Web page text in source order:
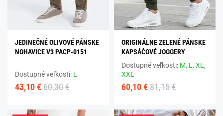
JEDINEČNÉ OLIVOVÉ PÁNSKE
NOHAVICE V3 PACP-0151
Dostupné veľkosti: L
43,10 € 60,30 €
ORIGINÁLNE ZELENÉ PÁNSKE
KAPSÁČOVÉ JOGGERY
Dostupné veľkosti: M, L,XL,
XXL
60,10 € 81,15 €